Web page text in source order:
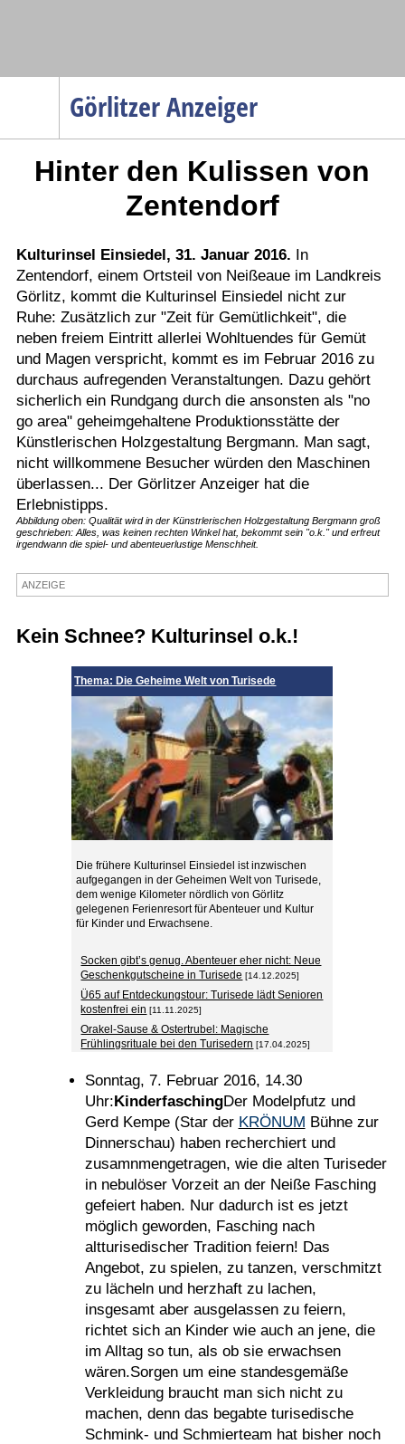
Görlitzer Anzeiger
Menüpunkte
Politik
Wirtschaft
Service
Verkehr
Gesundheit
Kultur
Sport
Kostenlos
Hinter den Kulissen von
Zentendorf
Kulturinsel Einsiedel, 31. Januar 2016. In
Zentendorf, einem Ortsteil von Neißeaue im Landkreis
Görlitz, kommt die Kulturinsel Einsiedel nicht zur
Ruhe: Zusätzlich zur "Zeit für Gemütlichkeit", die
neben freiem Eintritt allerlei Wohltuendes für Gemüt
und Magen verspricht, kommt es im Februar 2016 zu
durchaus aufregenden Veranstaltungen. Dazu gehört
sicherlich ein Rundgang durch die ansonsten als "no
go area" geheimgehaltene Produktionsstätte der
Künstlerischen Holzgestaltung Bergmann. Man sagt,
nicht willkommene Besucher würden den Maschinen
überlassen... Der Görlitzer Anzeiger hat die
Erlebnistipps.
Abbildung oben: Qualität wird in der Künstrlerischen Holzgestaltung Bergmann groß
geschrieben: Alles, was keinen rechten Winkel hat, bekommt sein "o.k." und erfreut
irgendwann die spiel- und abenteuerlustige Menschheit.
ANZEIGE
Kein Schnee? Kulturinsel o.k.!
Thema: Die Geheime Welt von Turisede
Die frühere Kulturinsel Einsiedel ist inzwischen
aufgegangen in der Geheimen Welt von Turisede,
dem wenige Kilometer nördlich von Görlitz
gelegenen Ferienresort für Abenteuer und Kultur
für Kinder und Erwachsene.
Socken gibt’s genug. Abenteuer eher nicht: Neue
Geschenkgutscheine in Turisede [14.12.2025]
Ü65 auf Entdeckungstour: Turisede lädt Senioren
kostenfrei ein [11.11.2025]
Orakel-Sause & Ostertrubel: Magische
Frühlingsrituale bei den Turisedern [17.04.2025]
Sonntag, 7. Februar 2016, 14.30
Uhr:KinderfaschingDer Modelpfutz und
Gerd Kempe (Star der KRÖNUM Bühne zur
Dinnerschau) haben recherchiert und
zusamnmengetragen, wie die alten Turiseder
in nebulöser Vorzeit an der Neiße Fasching
gefeiert haben. Nur dadurch ist es jetzt
möglich geworden, Fasching nach
altturisedischer Tradition feiern! Das
Angebot, zu spielen, zu tanzen, verschmitzt
zu lächeln und herzhaft zu lachen,
insgesamt aber ausgelassen zu feiern,
richtet sich an Kinder wie auch an jene, die
im Alltag so tun, als ob sie erwachsen
wären.Sorgen um eine standesgemäße
Verkleidung braucht man sich nicht zu
machen, denn das begabte turisedische
Schmink- und Schmierteam hat bisher noch